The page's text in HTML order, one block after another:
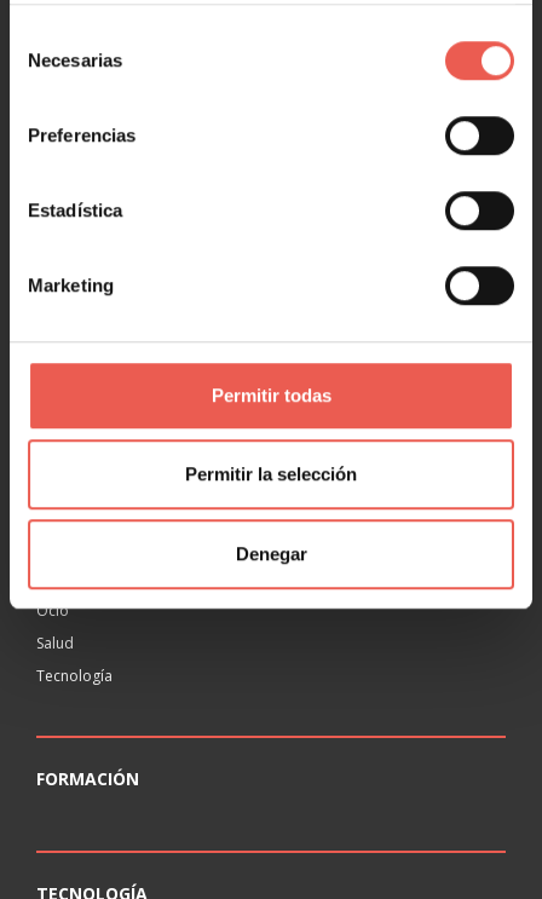
Necesarias
Preferencias
Estadística
Marketing
Permitir todas
Permitir la selección
Denegar
Marketing digital
NEGOCIOS
Emprendimiento y Startups
RANKING
Educación
Ocio
Salud
Tecnología
FORMACIÓN
TECNOLOGÍA